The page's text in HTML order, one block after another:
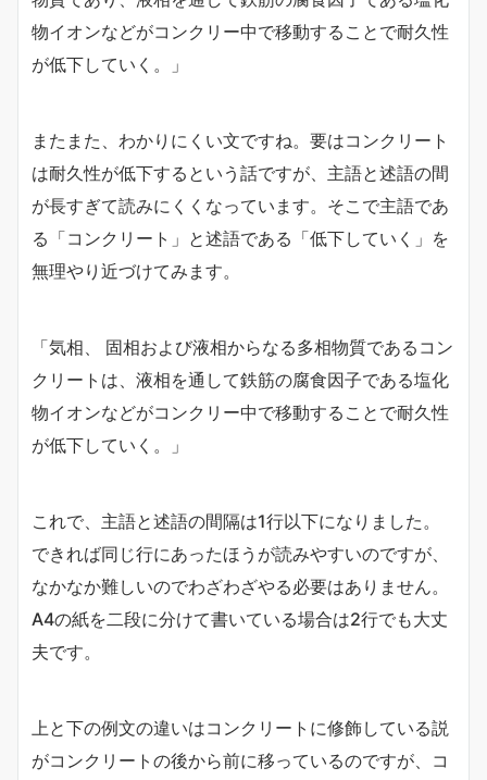
物イオンなどがコンクリー中で移動することで耐久性
が低下していく。」
またまた、わかりにくい文ですね。要はコンクリート
は耐久性が低下するという話ですが、主語と述語の間
が長すぎて読みにくくなっています。そこで主語であ
る「コンクリート」と述語である「低下していく」を
無理やり近づけてみます。
「気相、 固相および液相からなる多相物質であるコン
クリートは、液相を通して鉄筋の腐食因子である塩化
物イオンなどがコンクリー中で移動することで耐久性
が低下していく。」
これで、主語と述語の間隔は1行以下になりました。
できれば同じ行にあったほうが読みやすいのですが、
なかなか難しいのでわざわざやる必要はありません。
A4の紙を二段に分けて書いている場合は2行でも大丈
夫です。
上と下の例文の違いはコンクリートに修飾している説
がコンクリートの後から前に移っているのですが、コ